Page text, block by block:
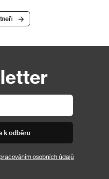
k odběru
osobních údajů